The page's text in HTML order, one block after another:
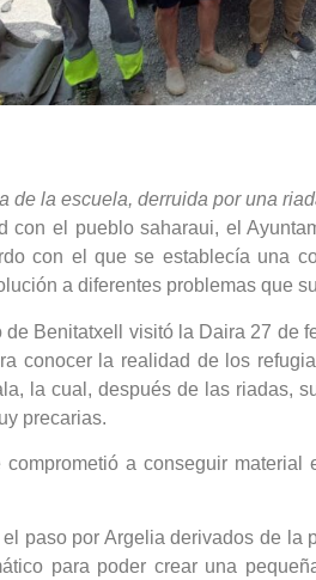
de la escuela, derruida por una
con el pueblo saharaui, el
con el que se establecía
a diferentes problemas que
Benitatxell visitó la Daira 27
conocer la realidad de los
la cual, después de las riadas,
precarias.
a conseguir
paso por Argelia derivados de
para poder crear una